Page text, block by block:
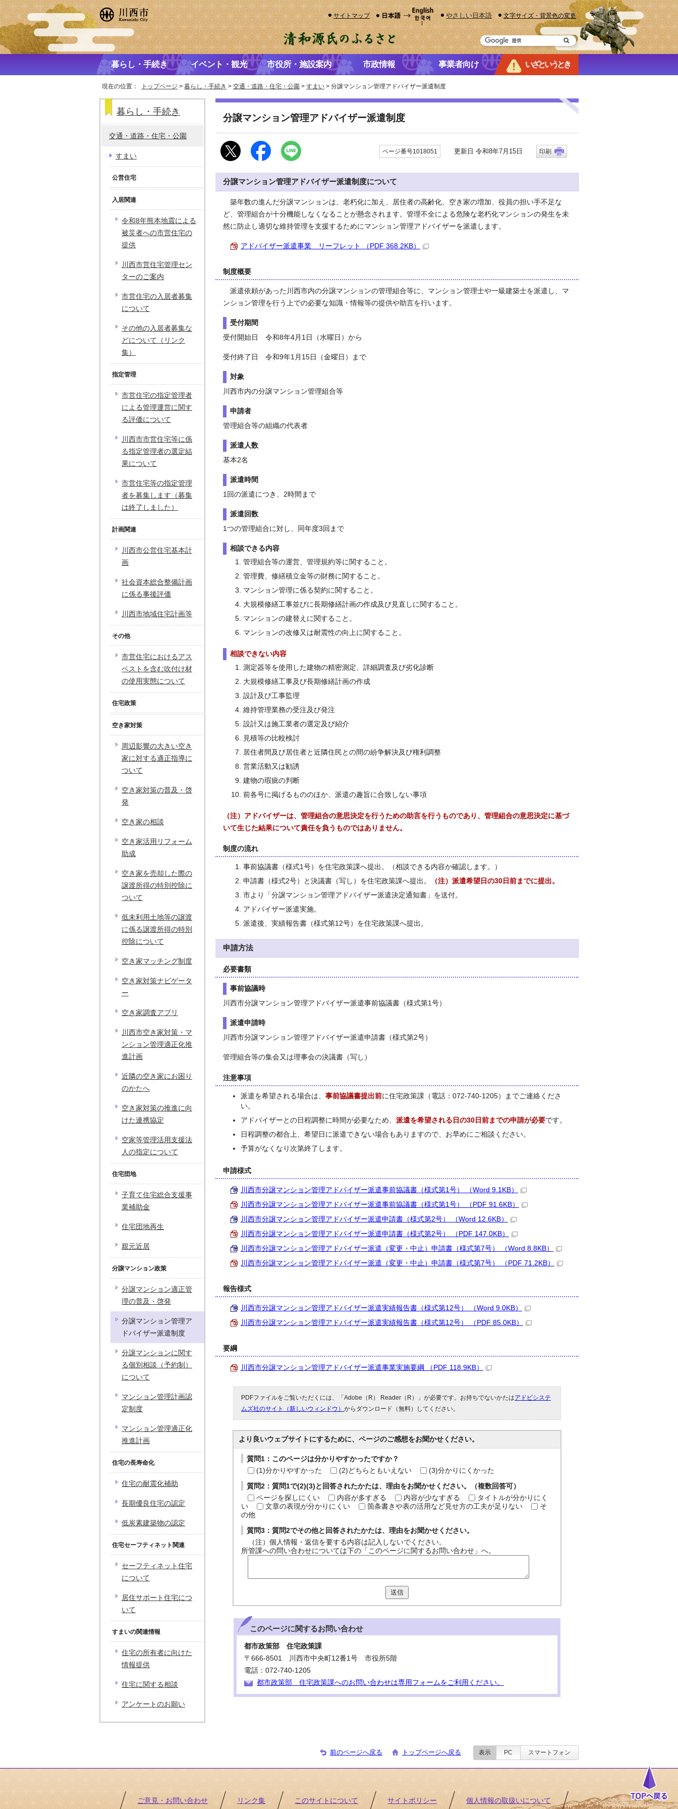
サイトマップ やさしい日本語 文字サイズ・背景色の変更
暮らし・手続き イベント・観光 市役所・施設案内 市政情報 事業者向け いざというとき
現在の位置： トップページ > 暮らし・手続き > 交通・道路・住宅・公園 > すまい > 分譲マンション管理アドバイザー派遣制度
分譲マンション管理アドバイザー派遣制度
ページ番号1018051 更新日 令和8年7月15日 印刷
分譲マンション管理アドバイザー派遣制度について
築年数の進んだ分譲マンションは、老朽化に加え、居住者の高齢化、空き家の増加、役員の担い手不足な
ど、管理組合が十分機能しなくなることが懸念されます。管理不全による危険な老朽化マンションの発生を未
然に防止し適切な維持管理を支援するためにマンション管理アドバイザーを派遣します。
アドバイザー派遣事業 リーフレット （PDF 368.2KB）
制度概要
派遣依頼があった川西市内の分譲マンションの管理組合等に、マンション管理士や一級建築士を派遣し、マ
ンション管理を行う上での必要な知識・情報等の提供や助言を行います。
受付期間
受付開始日 令和8年4月1日（水曜日）から
受付終了日 令和9年1月15日（金曜日）まで
対象
川西市内の分譲マンション管理組合等
申請者
管理組合等の組織の代表者
派遣人数
基本2名
派遣時間
1回の派遣につき、2時間まで
派遣回数
1つの管理組合に対し、同年度3回まで
相談できる内容
管理組合等の運営、管理規約等に関すること。
管理費、修繕積立金等の財務に関すること。
マンション管理に係る契約に関すること。
大規模修繕工事並びに長期修繕計画の作成及び見直しに関すること。
マンションの建替えに関すること。
マンションの改修又は耐震性の向上に関すること。
相談できない内容
測定器等を使用した建物の精密測定、詳細調査及び劣化診断
大規模修繕工事及び長期修繕計画の作成
設計及び工事監理
維持管理業務の受注及び発注
設計又は施工業者の選定及び紹介
見積等の比較検討
居住者間及び居住者と近隣住民との間の紛争解決及び権利調整
営業活動又は勧誘
建物の瑕疵の判断
前各号に掲げるもののほか、派遣の趣旨に合致しない事項
（注）アドバイザーは、管理組合の意思決定を行うための助言を行うものであり、管理組合の意思決定に基づ
いて生じた結果について責任を負うものではありません。
制度の流れ
事前協議書（様式1号）を住宅政策課へ提出。（相談できる内容か確認します。）
申請書（様式2号）と決議書（写し）を住宅政策課へ提出。
（注） 派遣希望日の30日前までに提出。
市より「分譲マンション管理アドバイザー派遣決定通知書」を送付。
アドバイザー派遣実施。
派遣後、実績報告書（様式第12号）を住宅政策課へ提出。
申請方法
必要書類
事前協議時
川西市分譲マンション管理アドバイザー派遣事前協議書（様式第1号）
派遣申請時
川西市分譲マンション管理アドバイザー派遣申請書（様式第2号）
管理組合等の集会又は理事会の決議書（写し）
注意事項
派遣を希望される場合は、 事前協議書提出前に住宅政策課（電話：072-740-1205）までご連絡くださ
い。
アドバイザーとの日程調整に時間が必要なため、 派遣を希望される日の30日前までの申請が必要です。
日程調整の都合上、希望日に派遣できない場合もありますので、お早めにご相談ください。
予算がなくなり次第終了します。
申請様式
川西市分譲マンション管理アドバイザー派遣事前協議書（様式第1号） （Word 9.1KB）
川西市分譲マンション管理アドバイザー派遣事前協議書（様式第1号） （PDF 91.6KB）
川西市分譲マンション管理アドバイザー派遣申請書（様式第2号） （Word 12.6KB）
川西市分譲マンション管理アドバイザー派遣申請書（様式第2号） （PDF 147.0KB）
川西市分譲マンション管理アドバイザー派遣（変更・中止）申請書（様式第7号） （Word 8.8KB）
川西市分譲マンション管理アドバイザー派遣（変更・中止）申請書（様式第7号） （PDF 71.2KB）
報告様式
川西市分譲マンション管理アドバイザー派遣実績報告書（様式第12号） （Word 9.0KB）
川西市分譲マンション管理アドバイザー派遣実績報告書（様式第12号） （PDF 85.0KB）
要綱
川西市分譲マンション管理アドバイザー派遣事業実施要綱 （PDF 118.9KB）
PDFファイルをご覧いただくには、「Adobe（R） Reader（R）」が必要です。お持ちでないかたはアドビシステ
ムズ社のサイト（新しいウィンドウ） からダウンロード（無料）してください。
より良いウェブサイトにするために、ページのご感想をお聞かせください。
質問1：このページは分かりやすかったですか？
(1)分かりやすかった
(2)どちらともいえない (3)分かりにくかった
質問2：質問1で(2)(3)と回答されたかたは、理由をお聞かせください。（複数回答可）
ページを探しにくい
内容が多すぎる 内容が少なすぎる
タイトルが分かりにく
い
文章の表現が分かりにくい 箇条書きや表の活用など見せ方の工夫が足りない
そ
の他
質問3：質問2でその他と回答されたかたは、理由をお聞かせください。
（注）個人情報・返信を要する内容は記入しないでください。
所管課への問い合わせについては下の「このページに関するお問い合わせ」へ。
送信
このページに関するお問い合わせ
都市政策部 住宅政策課
〒666-8501 川西市中央町12番1号 市役所5階
電話：072-740-1205
都市政策部 住宅政策課へのお問い合わせは専用フォームをご利用ください。
暮らし・手続き
交通・道路・住宅・公園
すまい
公営住宅
入居関連
令和8年熊本地震による
被災者への市営住宅の
提供
川西市営住宅管理セン
ターのご案内
市営住宅の入居者募集
について
その他の入居者募集な
どについて（リンク
集）
指定管理
市営住宅の指定管理者
による管理運営に関す
る評価について
川西市市営住宅等に係
る指定管理者の選定結
果について
市営住宅等の指定管理
者を募集します（募集
は終了しました）
計画関連
川西市公営住宅基本計
画
社会資本総合整備計画
に係る事後評価
川西市地域住宅計画等
その他
市営住宅におけるアス
ベストを含む吹付け材
の使用実態について
住宅政策
空き家対策
周辺影響の大きい空き
家に対する適正指導に
ついて
空き家対策の普及・啓
発
空き家の相談
空き家活用リフォーム
助成
空き家を売却した際の
譲渡所得の特別控除に
ついて
低未利用土地等の譲渡
に係る譲渡所得の特別
控除について
空き家マッチング制度
空き家対策ナビゲータ
ー
空き家調査アプリ
川西市空き家対策・マ
ンション管理適正化推
進計画
近隣の空き家にお困り
のかたへ
空き家対策の推進に向
けた連携協定
空家等管理活用支援法
人の指定について
住宅団地
子育て住宅総合支援事
業補助金
住宅団地再生
親元近居
分譲マンション政策
分譲マンション適正管
理の普及・啓発
分譲マンション管理ア
ドバイザー派遣制度
分譲マンションに関す
る個別相談（予約制）
について
マンション管理計画認
定制度
マンション管理適正化
推進計画
住宅の長寿命化
住宅の耐震化補助
長期優良住宅の認定
低炭素建築物の認定
住宅セーフティネット関連
セーフティネット住宅
について
居住サポート住宅につ
いて
すまいの関連情報
住宅の所有者に向けた
情報提供
住宅に関する相談
アンケートのお願い
前のページへ戻る トップページへ戻る 表示 PC スマートフォン
ご意見・お問い合わせ リンク集 このサイトについて サイトポリシー 個人情報の取扱いについて